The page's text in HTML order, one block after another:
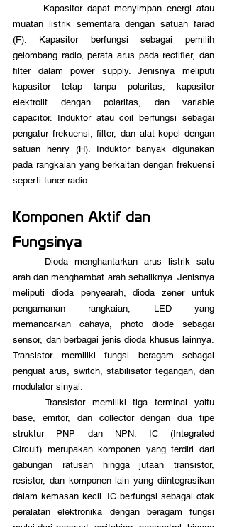
muatan listrik sementara dengan satuan farad
(F). Kapasitor berfungsi sebagai pemilih
gelombang radio, perata arus pada rectifier, dan
filter dalam power supply. Jenisnya meliputi
kapasitor tetap tanpa polaritas, kapasitor
elektrolit dengan polaritas, dan variable
capacitor. Induktor atau coil berfungsi sebagai
pengatur frekuensi, filter, dan alat kopel dengan
satuan henry (H). Induktor banyak digunakan
pada rangkaian yang berkaitan dengan frekuensi
seperti tuner radio.
Komponen Aktif dan
Fungsinya
arah dan menghambat arah sebaliknya. Jenisnya
meliputi dioda penyearah, dioda zener untuk
pengamanan rangkaian, LED yang
memancarkan cahaya, photo diode sebagai
sensor, dan berbagai jenis dioda khusus lainnya.
Transistor memiliki fungsi beragam sebagai
penguat arus, switch, stabilisator tegangan, dan
modulator sinyal.
base, emitor, dan collector dengan dua tipe
struktur PNP dan NPN. IC (Integrated
Circuit) merupakan komponen yang terdiri dari
gabungan ratusan hingga jutaan transistor,
resistor, dan komponen lain yang diintegrasikan
dalam kemasan kecil. IC berfungsi sebagai otak
peralatan elektronika dengan beragam fungsi